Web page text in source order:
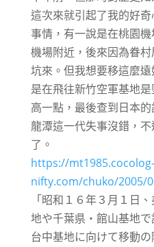
這次來就引起了我的好
事情，有一說是在桃園
機場附近，後來因為眷
坑來。但我想要移這麼
是在飛往新竹空軍基地
高一點，最後查到日本
龍潭這一代失事沒錯，
了。
https://mt1985.cocolog-
nifty.com/chuko/2005/
「昭和１６年３月１日
地や千葉県・館山基地
台中基地に向けて移動